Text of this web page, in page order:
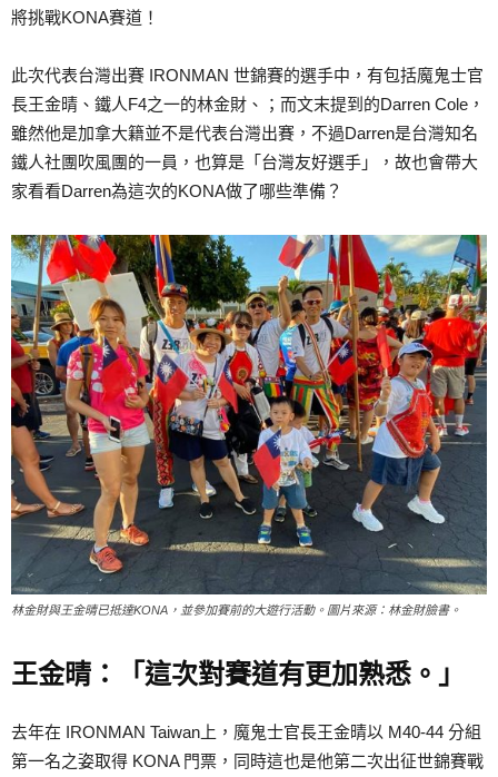
將挑戰KONA賽道！
此次代表台灣出賽 IRONMAN 世錦賽的選手中，有包括魔鬼士官
長王金晴、鐵人F4之一的林金財、；而文末提到的Darren Cole，
雖然他是加拿大籍並不是代表台灣出賽，不過Darren是台灣知名
鐵人社團吹風團的一員，也算是「台灣友好選手」，故也會帶大
家看看Darren為這次的KONA做了哪些準備？
林金財與王金晴已抵達KONA，並參加賽前的大遊行活動。圖片來源：林金財臉書。
王金晴：「這次對賽道有更加熟悉。」
去年在 IRONMAN Taiwan上，魔鬼士官長王金晴以 M40-44 分組
第一名之姿取得 KONA 門票，同時這也是他第二次出征世錦賽戰